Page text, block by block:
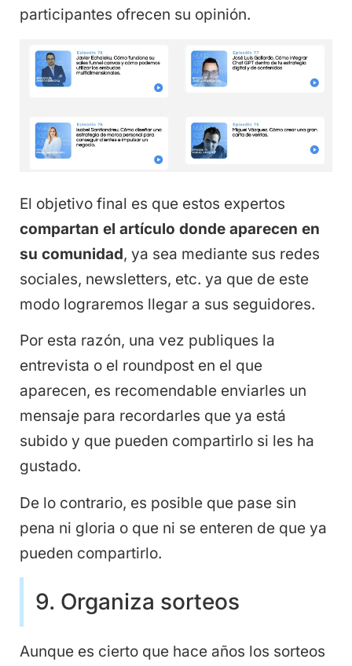
participantes ofrecen su opinión.
El objetivo final es que estos expertos
compartan el artículo donde aparecen en
su comunidad, ya sea mediante sus redes
sociales, newsletters, etc. ya que de este
modo lograremos llegar a sus seguidores.
Por esta razón, una vez publiques la
entrevista o el roundpost en el que
aparecen, es recomendable enviarles un
mensaje para recordarles que ya está
subido y que pueden compartirlo si les ha
gustado.
De lo contrario, es posible que pase sin
pena ni gloria o que ni se enteren de que ya
pueden compartirlo.
9. Organiza sorteos
Aunque es cierto que hace años los sorteos